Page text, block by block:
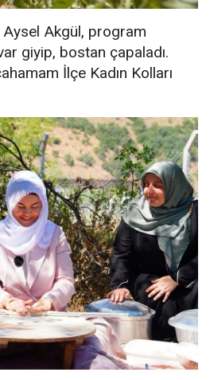
Aysel Akgül, program
giyip, bostan çapaladı.
İlçe Kadın Kolları